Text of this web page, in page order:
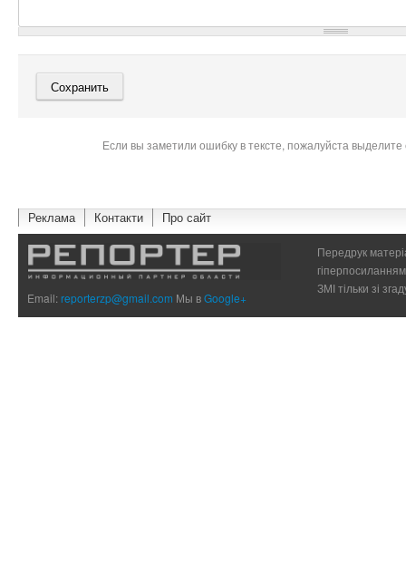
Если вы заметили ошибку в тексте, пожалуйста
Реклама Контакти Про сайт
Email:reporterzp@gmail.com Мы вGoogle+
Передрук
ЗМІ тільки зі